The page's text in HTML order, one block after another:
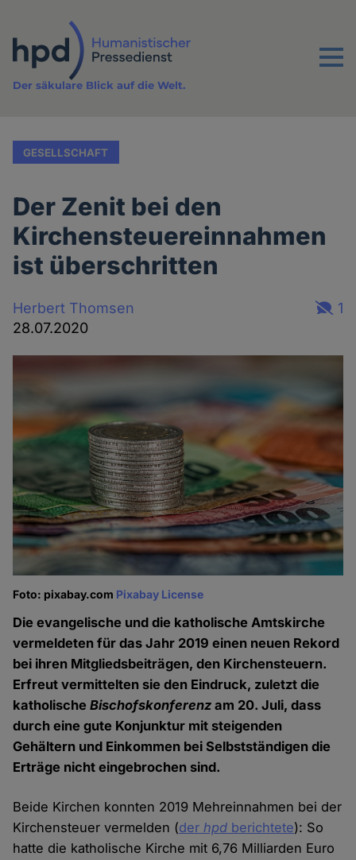
Inhalt
Menu
Der säkulare Blick auf die Welt.
GESELLSCHAFT
Der Zenit bei den
Kirchensteuereinnahmen
ist überschritten
Herbert Thomsen
28.07.2020
1
Foto: pixabay.com Pixabay License
Die evangelische und die katholische Amtskirche
vermeldeten für das Jahr 2019 einen neuen Rekord
bei ihren Mitgliedsbeiträgen, den Kirchensteuern.
Erfreut vermittelten sie den Eindruck, zuletzt die
katholischeBischofskonferenz am 20. Juli, dass
durch eine gute Konjunktur mit steigenden
Gehältern und Einkommen bei Selbstständigen die
Erträge nicht eingebrochen sind.
Beide Kirchen konnten 2019 Mehreinnahmen bei der
Kirchensteuer vermelden (derhpd berichtete): So
hatte die katholische Kirche mit 6,76 Milliarden Euro